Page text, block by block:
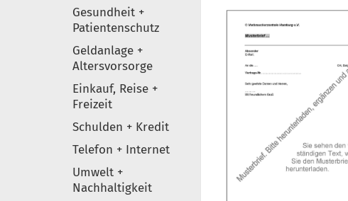
Gesundheit +
Patientenschutz
Geldanlage +
Altersvorsorge
Einkauf, Reise +
Freizeit
Schulden + Kredit
Telefon + Internet
Umwelt +
Nachhaltigkeit